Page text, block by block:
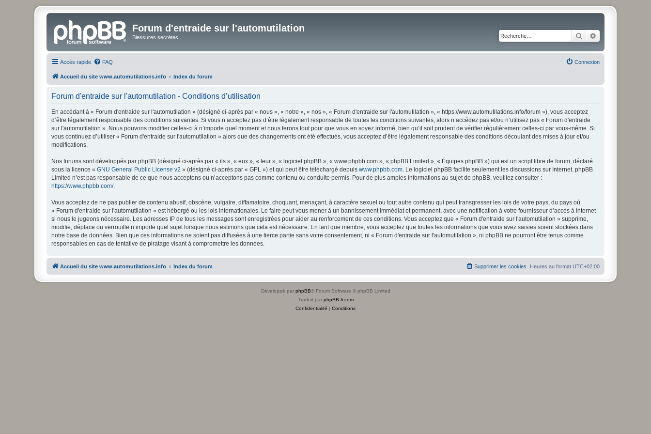
Forum d'entraide sur l'automutilation
Blessures secrètes Rechercher
Accès rapide FAQ Connexion
Accueil du site www.automutilations.info Index du forum
Forum d'entraide sur l'automutilation - Conditions d’utilisation
En accédant à « Forum d'entraide sur l'automutilation » (désigné ci-après par « nous », « notre », « nos », « Forum d'entraide sur l'automutilation », « https://www.automutilations.info/forum »), vous acceptez
d’être légalement responsable des conditions suivantes. Si vous n’acceptez pas d’être légalement responsable de toutes les conditions suivantes, alors n’accédez pas et/ou n’utilisez pas « Forum d'entraide
sur l'automutilation ». Nous pouvons modifier celles-ci à n’importe quel moment et nous ferons tout pour que vous en soyez informé, bien qu’il soit prudent de vérifier régulièrement celles-ci par vous-même. Si
vous continuez d’utiliser « Forum d'entraide sur l'automutilation » alors que des changements ont été effectués, vous acceptez d’être légalement responsable des conditions découlant des mises à jour et/ou
modifications.
Nos forums sont développés par phpBB (désigné ci-après par « ils », « eux », « leur », « logiciel phpBB », « www.phpbb.com », « phpBB Limited », « Équipes phpBB ») qui est un script libre de forum, déclaré
sous la licence « GNU General Public License v2 » (désigné ci-après par « GPL ») et qui peut être téléchargé depuis www.phpbb.com . Le logiciel phpBB facilite seulement les discussions sur Internet. phpBB
Limited n’est pas responsable de ce que nous acceptons ou n’acceptons pas comme contenu ou conduite permis. Pour de plus amples informations au sujet de phpBB, veuillez consulter :
https://www.phpbb.com/.
Vous acceptez de ne pas publier de contenu abusif, obscène, vulgaire, diffamatoire, choquant, menaçant, à caractère sexuel ou tout autre contenu qui peut transgresser les lois de votre pays, du pays où
« Forum d'entraide sur l'automutilation » est hébergé ou les lois internationales. Le faire peut vous mener à un bannissement immédiat et permanent, avec une notification à votre fournisseur d’accès à Internet
si nous le jugeons nécessaire. Les adresses IP de tous les messages sont enregistrées pour aider au renforcement de ces conditions. Vous acceptez que « Forum d'entraide sur l'automutilation » supprime,
modifie, déplace ou verrouille n’importe quel sujet lorsque nous estimons que cela est nécessaire. En tant que membre, vous acceptez que toutes les informations que vous avez saisies soient stockées dans
notre base de données. Bien que ces informations ne soient pas diffusées à une tierce partie sans votre consentement, ni « Forum d'entraide sur l'automutilation », ni phpBB ne pourront être tenus comme
responsables en cas de tentative de piratage visant à compromettre les données.
Accueil du site www.automutilations.info Index du forum Heures au format UTC+02:00
Supprimer les cookies
Développé par phpBB® Forum Software © phpBB Limited
Traduit par phpBB-fr.com
Confidentialité | Conditions